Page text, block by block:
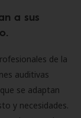
a sus
de la
auditivas
se adaptan
y necesidades.